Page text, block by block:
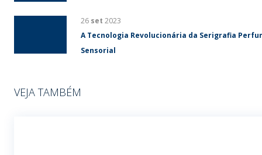
26 set 2023
A Tecnologia Revolucionária da Serigrafia
Sensorial
VEJA TAMBÉM